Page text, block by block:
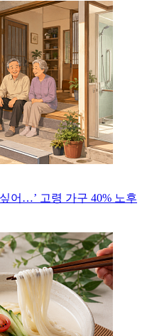
어…’ 고령 가구 40% 노후